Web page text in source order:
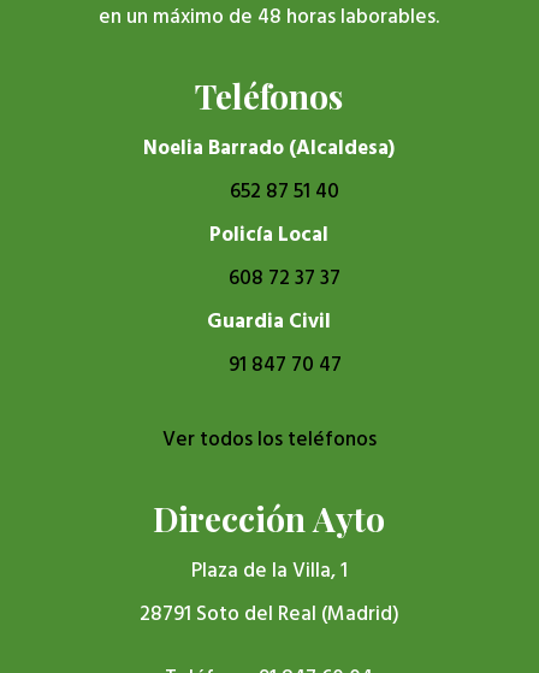
en un máximo de 48 horas laborables.
Teléfonos
Noelia Barrado (Alcaldesa)
652 87 51 40
Policía Local
608 72 37 37
Guardia Civil
91 847 70 47
Ver todos los teléfonos
Dirección Ayto
Plaza de la Villa, 1
28791 Soto del Real (Madrid)